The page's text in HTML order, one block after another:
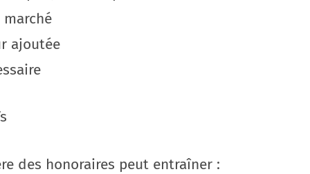
ajoutée
des honoraires peut entraîner :